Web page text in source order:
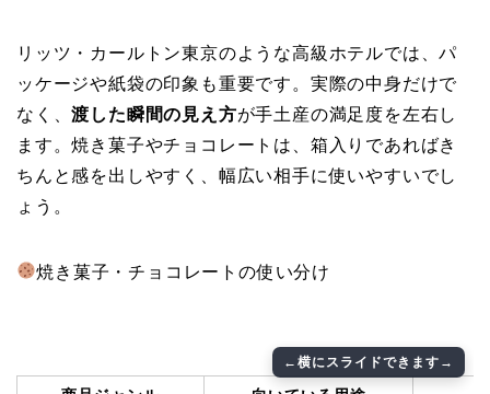
リッツ・カールトン東京のような高級ホテルでは、パ
ッケージや紙袋の印象も重要です。実際の中身だけで
なく、渡した瞬間の見え方が手土産の満足度を左右し
ます。焼き菓子やチョコレートは、箱入りであればき
ちんと感を出しやすく、幅広い相手に使いやすいでし
ょう。
焼き菓子・チョコレートの使い分け